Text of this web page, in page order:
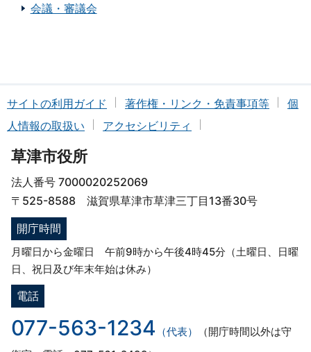
会議・審議会
サイトの利用ガイド 著作権・リンク・免責事項等
個
人情報の取扱い
アクセシビリティ
草津市役所
法人番号 7000020252069
〒525-8588 滋賀県草津市草津三丁目13番30号
開庁時間
月曜日から金曜日 午前9時から午後4時45分（土曜日、日曜
日、祝日及び年末年始は休み）
電話
077-563-1234 （代表）
（開庁時間以外は守